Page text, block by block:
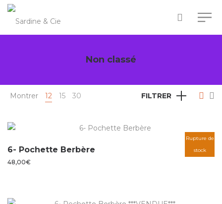
Non classé
Montrer 12 15 30 FILTRER
Rupture de
stock
6- Pochette Berbère
48,00€